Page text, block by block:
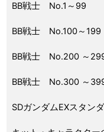
BB戦士 No.1～99
BB戦士 No.100～199
BB戦士 No.200 ～
BB戦士 No.300 ～
SDガンダムEXスタン